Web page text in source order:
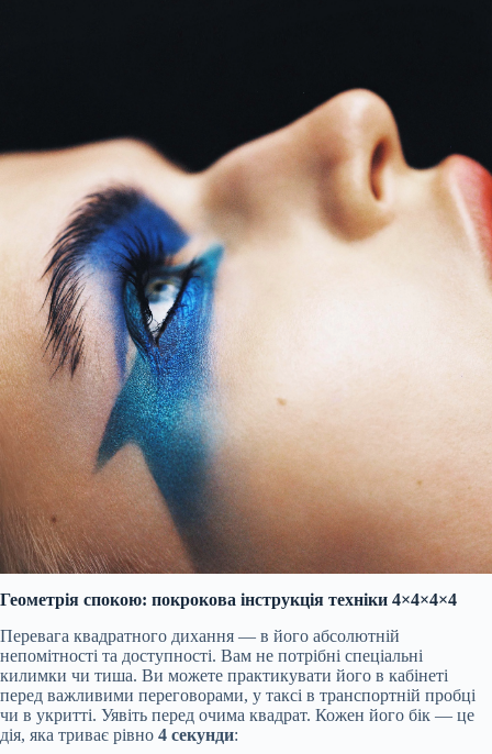
Геометрія спокою: покрокова інструкція техніки 4×4×4×4
Перевага квадратного дихання — в його абсолютній
непомітності та доступності. Вам не потрібні спеціальні
килимки чи тиша. Ви можете практикувати його в кабінеті
перед важливими переговорами, у таксі в транспортній пробці
чи в укритті. Уявіть перед очима квадрат. Кожен його бік — це
дія, яка триває рівно 4 секунди: